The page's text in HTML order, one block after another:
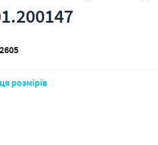
розмірів